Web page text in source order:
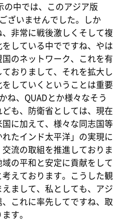
の中では、このアジア版
ざいませんでした。しか
非常に戦後激しくそして複
している中でですね、やは
のネットワーク、これを有
おりまして、それを拡大し
していくということは重要
ね、QUADとか様々なそう
も、防衛省としては、現在
に加えて、様々な同志国等
たインド太平洋」の実現に
流の取組を推進しておりま
の平和と安定に貢献をして
えております。こうした観
まして、私としても、アジ
これに率先してですね、取
す。